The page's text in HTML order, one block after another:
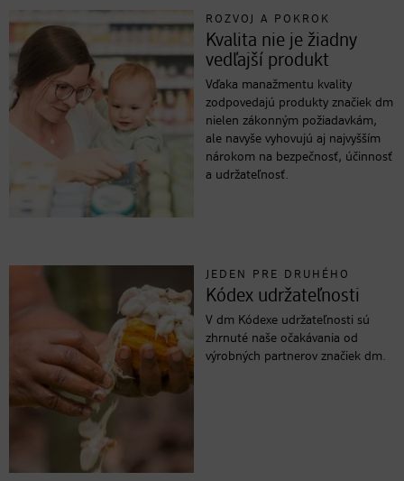
ROZVOJ A POKROK
Kvalita nie je žiadny
vedľajší produkt
Vďaka manažmentu kvality
zodpovedajú produkty značiek dm
nielen zákonným požiadavkám,
ale navyše vyhovujú aj najvyšším
nárokom na bezpečnosť, účinnosť
a udržateľnosť.
JEDEN PRE DRUHÉHO
Kódex udržateľnosti
V dm Kódexe udržateľnosti sú
zhrnuté naše očakávania od
výrobných partnerov značiek dm.